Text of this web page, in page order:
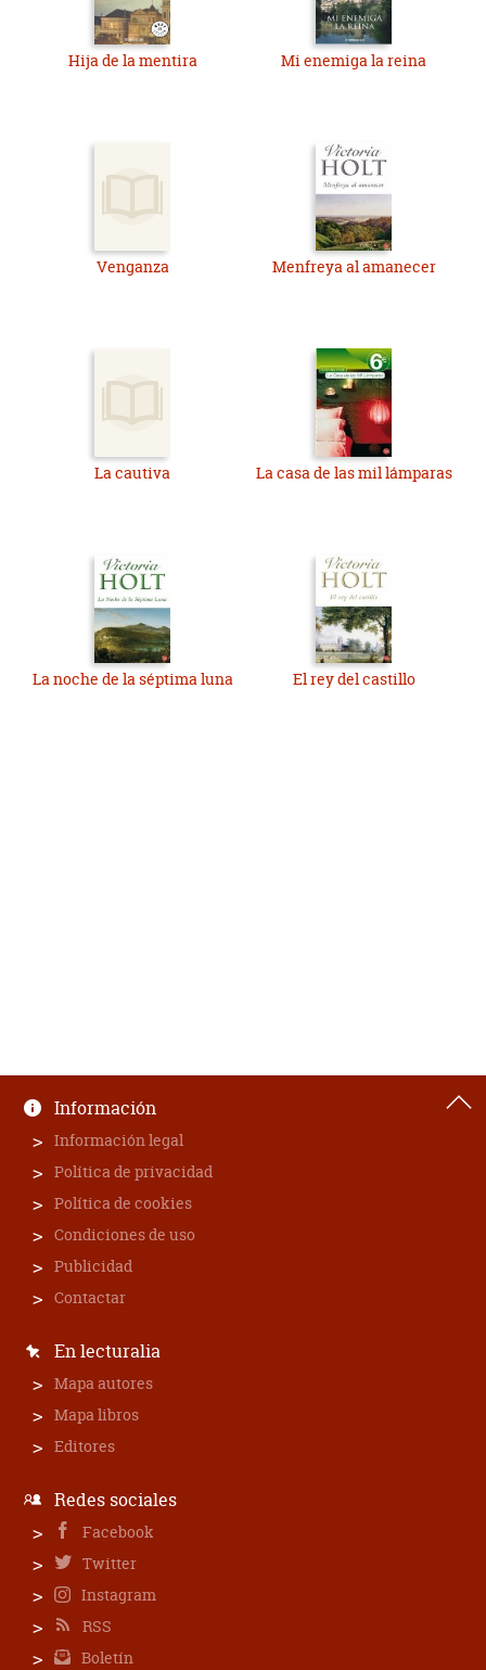
Hija de la mentira Mi enemiga la reina
Venganza Menfreya al amanecer
La cautiva La casa de las mil lámparas
La noche de la séptima luna El rey del castillo
Información
Información legal
Política de privacidad
Política de cookies
Condiciones de uso
Publicidad
Contactar
En lecturalia
Mapa autores
Mapa libros
Editores
Redes sociales
Facebook
Twitter
Instagram
RSS
Boletín